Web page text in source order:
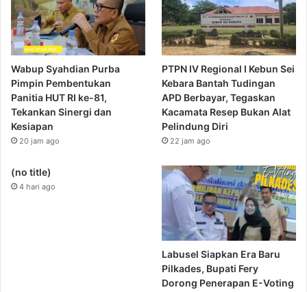
Wabup Syahdian Purba
Pimpin Pembentukan
Panitia HUT RI ke-81,
Tekankan Sinergi dan
Kesiapan
20 jam ago
PTPN IV Regional I Kebun Sei
Kebara Bantah Tudingan
APD Berbayar, Tegaskan
Kacamata Resep Bukan Alat
Pelindung Diri
22 jam ago
(no title)
4 hari ago
Labusel Siapkan Era Baru
Pilkades, Bupati Fery
Dorong Penerapan E-Voting